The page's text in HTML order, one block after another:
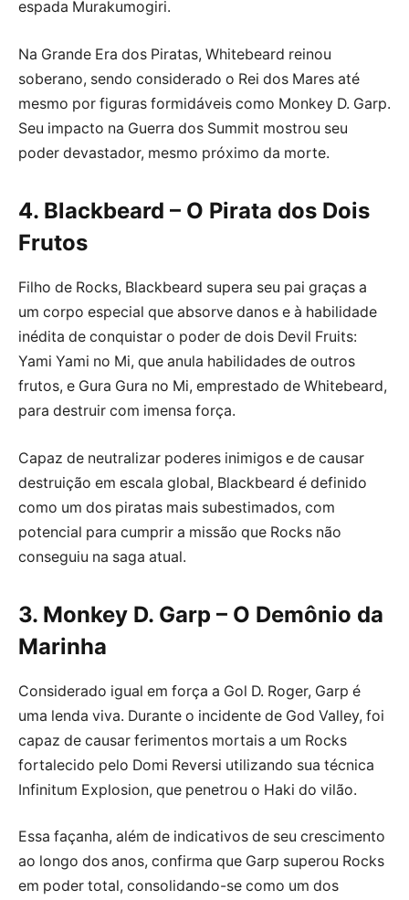
espada Murakumogiri.
Na Grande Era dos Piratas, Whitebeard reinou
soberano, sendo considerado o Rei dos Mares até
mesmo por figuras formidáveis como Monkey D. Garp.
Seu impacto na Guerra dos Summit mostrou seu
poder devastador, mesmo próximo da morte.
4. Blackbeard – O Pirata dos Dois
Frutos
Filho de Rocks, Blackbeard supera seu pai graças a
um corpo especial que absorve danos e à habilidade
inédita de conquistar o poder de dois Devil Fruits:
Yami Yami no Mi, que anula habilidades de outros
frutos, e Gura Gura no Mi, emprestado de Whitebeard,
para destruir com imensa força.
Capaz de neutralizar poderes inimigos e de causar
destruição em escala global, Blackbeard é definido
como um dos piratas mais subestimados, com
potencial para cumprir a missão que Rocks não
conseguiu na saga atual.
3. Monkey D. Garp – O Demônio da
Marinha
Considerado igual em força a Gol D. Roger, Garp é
uma lenda viva. Durante o incidente de God Valley, foi
capaz de causar ferimentos mortais a um Rocks
fortalecido pelo Domi Reversi utilizando sua técnica
Infinitum Explosion, que penetrou o Haki do vilão.
Essa façanha, além de indicativos de seu crescimento
ao longo dos anos, confirma que Garp superou Rocks
em poder total, consolidando-se como um dos